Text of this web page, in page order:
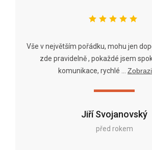
Jiří Svojanovský
před rokem
Vše v největším pořádku, mohu jen
zde pravidelně , pokaždé jsem
komunikace, rychlé ...